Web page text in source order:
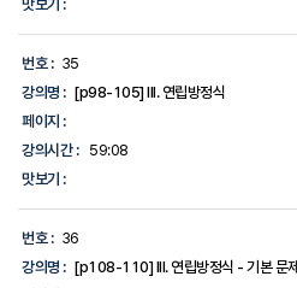
맛보기 :
번호 : 35
강의명 : [p98-105] III. 연립방정식
페이지 :
강의시간 :
59:08
맛보기 :
번호 : 36
강의명 : [p108-110] III. 연립방정식 - 기본 문제